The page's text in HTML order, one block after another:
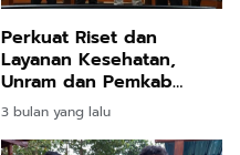
Perkuat Riset dan
Layanan Kesehatan,
Unram dan Pemkab
Lotim Bangun ITSRC dan
Klinik Kelautan
3 bulan yang lalu